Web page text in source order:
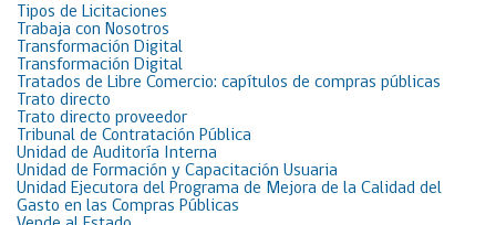
Tipos de Licitaciones
Trabaja con Nosotros
Transformación Digital
Transformación Digital
Tratados de Libre Comercio: capítulos de compras públicas
Trato directo
Trato directo proveedor
Tribunal de Contratación Pública
Unidad de Auditoría Interna
Unidad de Formación y Capacitación Usuaria
Unidad Ejecutora del Programa de Mejora de la Calidad del
Gasto en las Compras Públicas